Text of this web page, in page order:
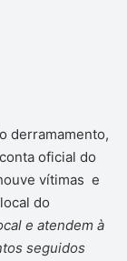
derramamento,
oficial do
vítimas e
do
e atendem à
seguidos